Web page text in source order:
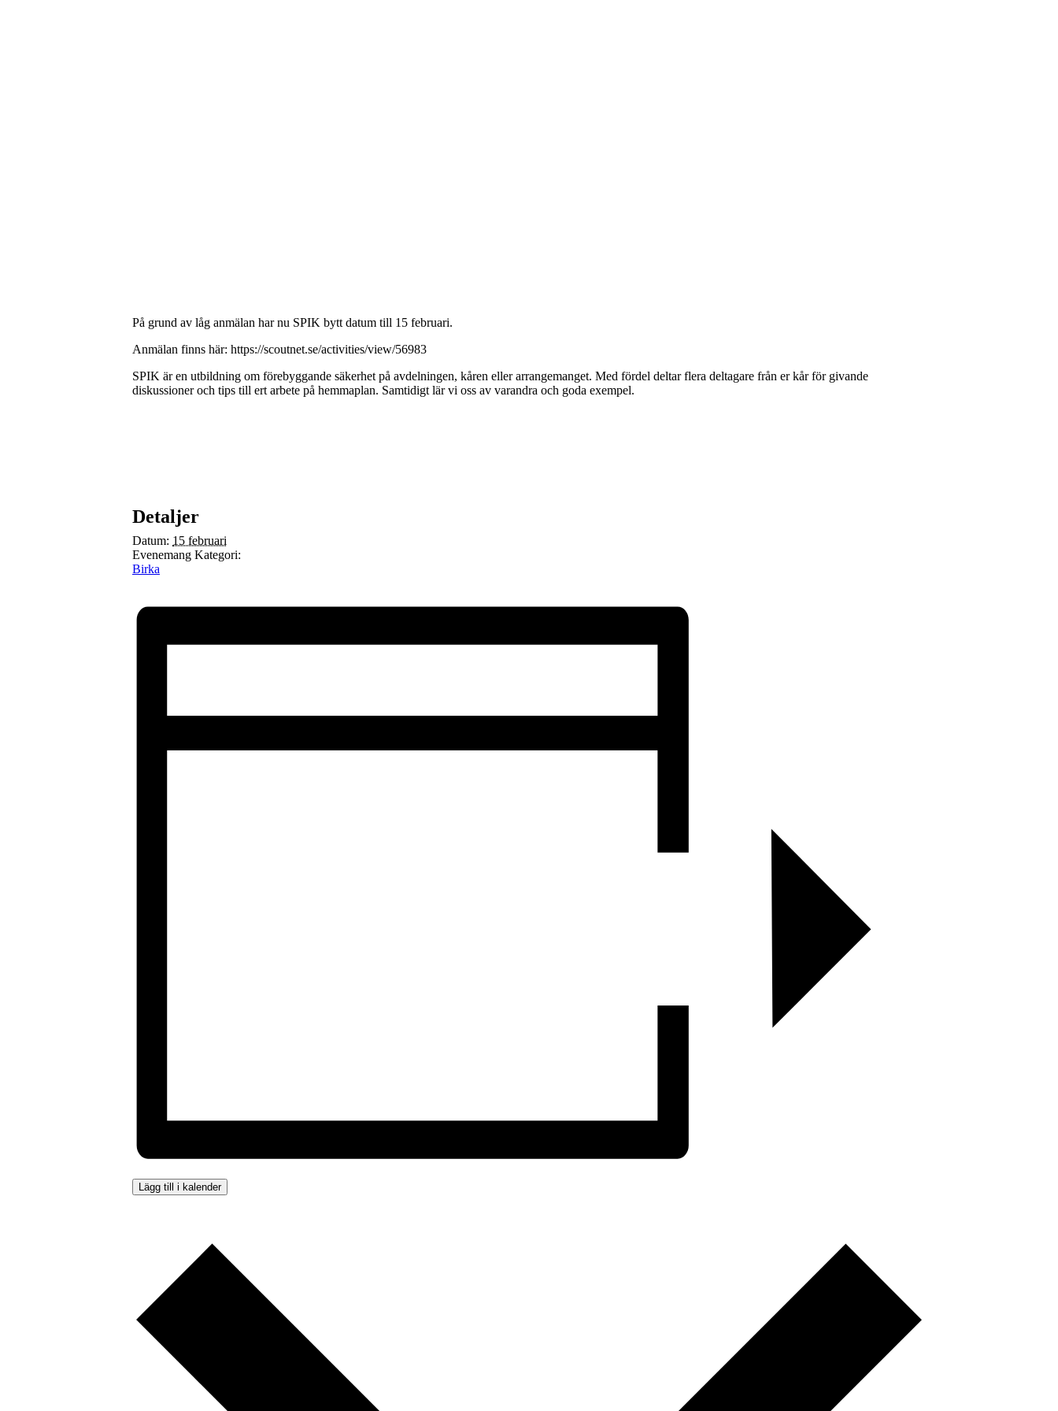
På grund av låg anmälan har nu SPIK bytt datum till 15 februari.
Anmälan finns här: https://scoutnet.se/activities/view/56983
SPIK är en utbildning om förebyggande säkerhet på avdelningen, kåren eller arrangemanget. Med fördel deltar flera deltagare från er kår för givande
diskussioner och tips till ert arbete på hemmaplan. Samtidigt lär vi oss av varandra och goda exempel.
Detaljer
Datum: 15 februari
Evenemang Kategori:
Birka
Lägg till i kalender